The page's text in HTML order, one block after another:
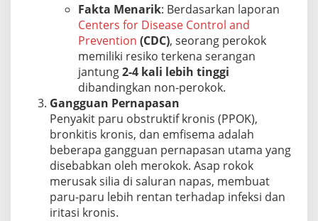
Fakta Menarik: Berdasarkan laporan
Centers for Disease Control and
Prevention (CDC), seorang perokok
memiliki resiko terkena serangan
jantung2-4 kali lebih tinggi
dibandingkan non-perokok.
Gangguan Pernapasan
Penyakit paru obstruktif kronis (PPOK),
bronkitis kronis, dan emfisema adalah
beberapa gangguan pernapasan utama yang
disebabkan oleh merokok. Asap rokok
merusak silia di saluran napas, membuat
paru-paru lebih rentan terhadap infeksi dan
iritasi kronis.